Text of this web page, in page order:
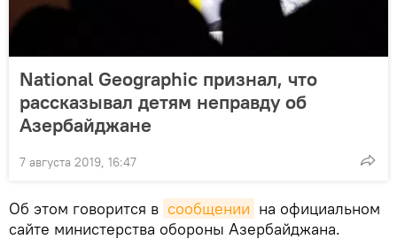
National Geographic признал, что
рассказывал детям неправду об
Азербайджане
7 августа 2019, 16:47
Об этом говорится в сообщении на официальном
сайте министерства обороны Азербайджана.